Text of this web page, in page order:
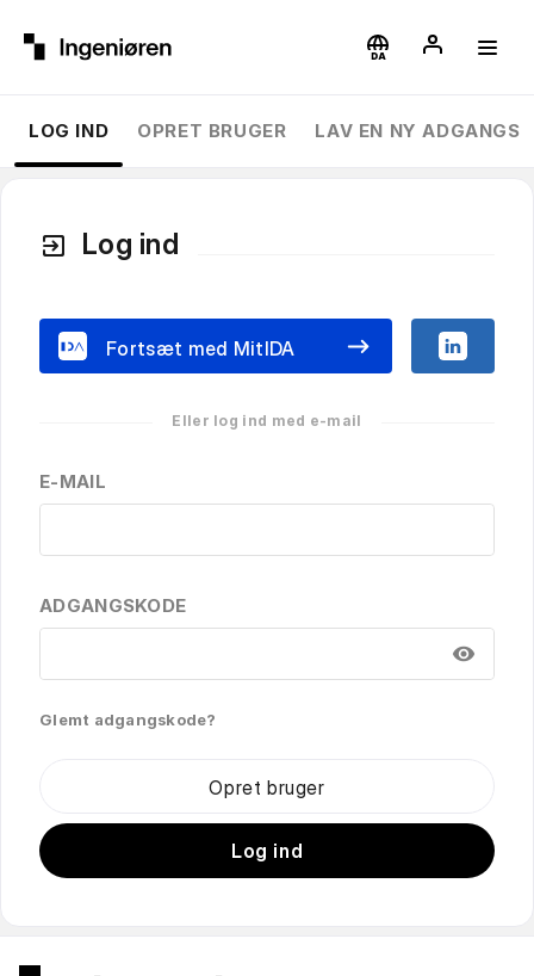
LOG IND OPRET BRUGER LAV EN NY
exit_to_app Log ind
Fortsæt med MitIDA
E-MAIL
ADGANGSKODE
visibility
Glemt adgangskode?
Opret bruger
Log ind